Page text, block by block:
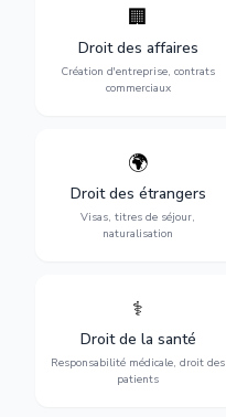
🏢
Droit des affaires
Création d'entreprise, contrats
commerciaux
Accompagnement complet
création, contrats
commerciaux, concurrence
et litiges.
🌍
Droit des étrangers
Visas, titres de séjour,
naturalisation
Obtention de vos droits de
séjour : visas, cartes de
séjour, regroupement
familial et naturalisation.
⚕️
Droit de la santé
Responsabilité médicale, droit des
patients
Défense de vos droits
médicales, responsabilité
des praticiens et
indemnisation.